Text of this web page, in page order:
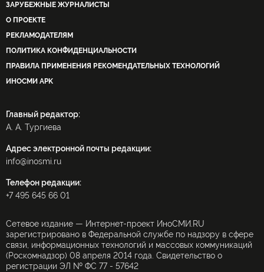
ЗАРУБЕЖНЫЕ ЖУРНАЛИСТЫ
О ПРОЕКТЕ
РЕКЛАМОДАТЕЛЯМ
ПОЛИТИКА КОНФИДЕНЦИАЛЬНОСТИ
ПРАВИЛА ПРИМЕНЕНИЯ РЕКОМЕНДАТЕЛЬНЫХ ТЕХНОЛОГИЙ
ИНОСМИ APK
Главный редактор:
А. А. Тургиева
Адрес электронной почты редакции:
info@inosmi.ru
Телефон редакции:
+7 495 645 66 01
Сетевое издание — Интернет-проект ИноСМИ.RU
зарегистрировано в Федеральной службе по надзору в сфере
связи, информационных технологий и массовых коммуникаций
(Роскомнадзор) 08 апреля 2014 года. Свидетельство о
регистрации ЭЛ № ФС 77 - 57642